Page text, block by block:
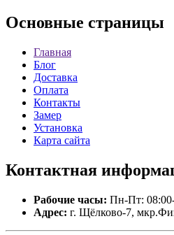
Основные страницы
Главная
Блог
Доставка
Оплата
Контакты
Замер
Установка
Карта сайта
Контактная
Рабочие часы: Пн-Пт:
Адрес: г. Щёлково-7,